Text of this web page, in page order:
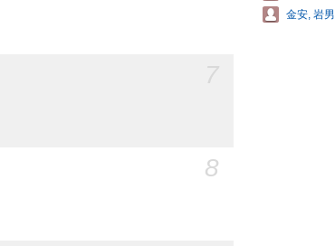
8
金安, 岩男